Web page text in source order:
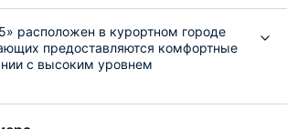
расположен в курортном городе
предоставляются комфортные
с высоким уровнем